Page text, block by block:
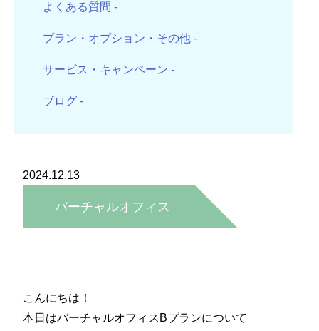
よくある質問 -
プラン・オプション・その他 -
サービス・キャンペーン -
ブログ -
2024.12.13
バーチャルオフィス
こんにちは！
本日はバーチャルオフィスBプランについて